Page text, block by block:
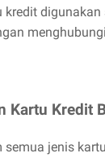
kredit
Kartu Kredit
semua jenis